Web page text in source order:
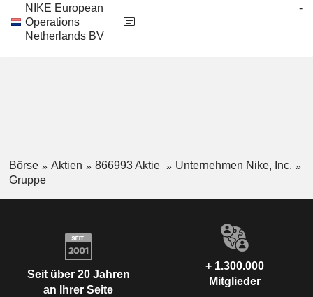
NIKE European
Operations
Netherlands BV
-
Börse Aktien 866993 Aktie
Unternehmen Nike, Inc.
Gruppe
Seit über 20 Jahren
an Ihrer Seite
+ 1.300.000
Mitglieder